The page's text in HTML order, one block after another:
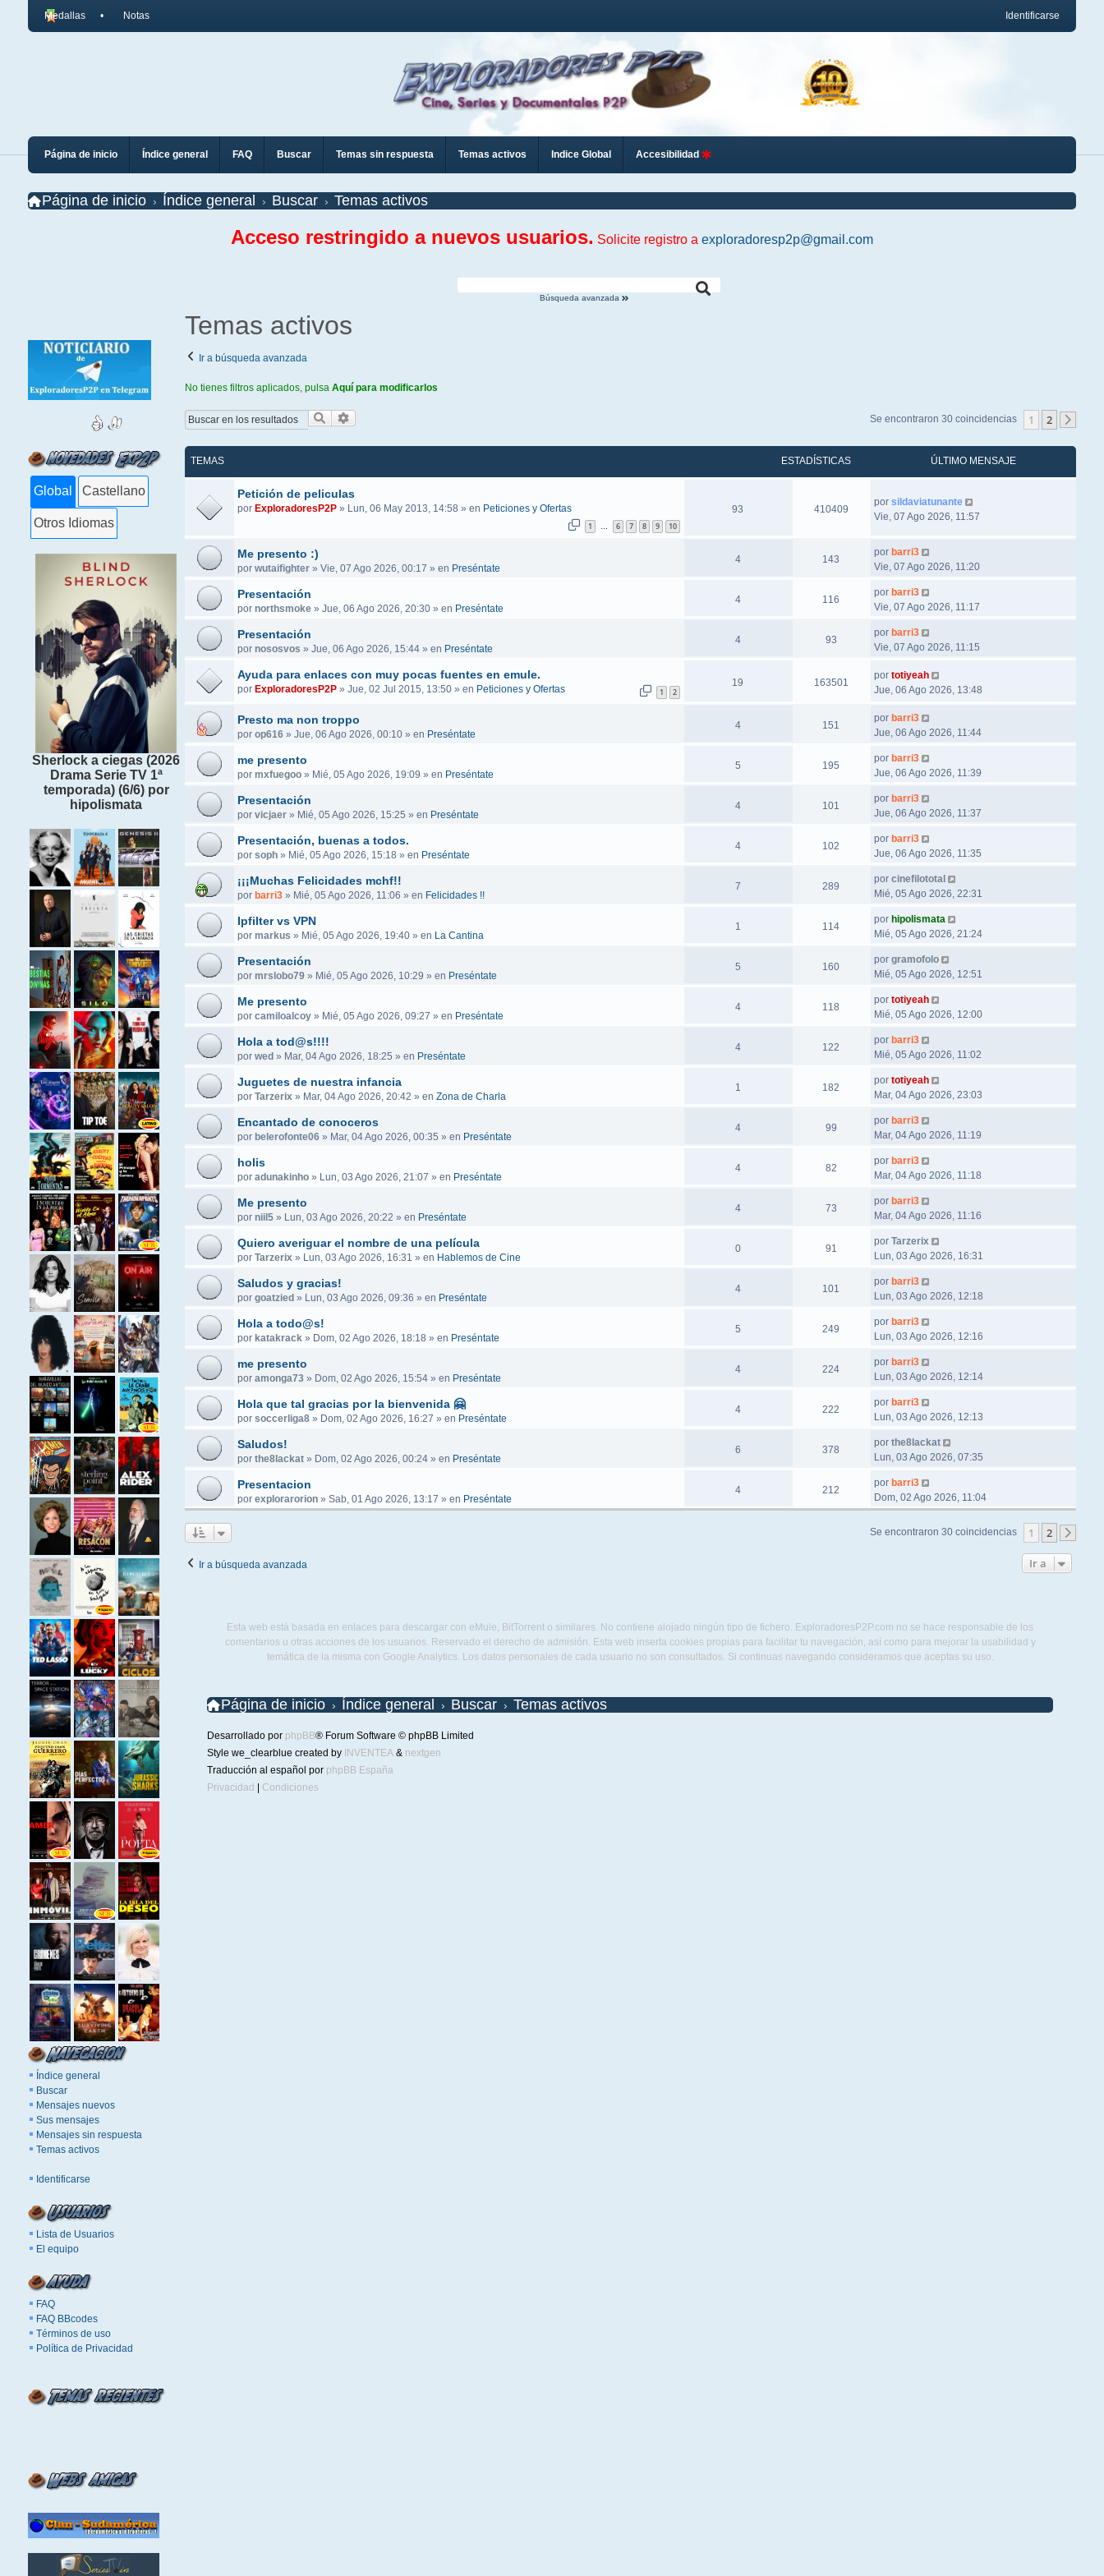
Identificarse
Medallas Notas
Página de inicio Índice general FAQ Buscar Temas sin respuesta Temas activos Indice Global Accesibilidad
Página de inicio Índice general Buscar Temas activos
Acceso restringido a nuevos usuarios. Solicite registro a exploradoresp2p@gmail.com
Búsqueda avanzada
Global Castellano
Otros Idiomas
Sherlock a ciegas (2026
Drama Serie TV 1ª
temporada) (6/6) por
hipolismata
Índice general
Buscar
Mensajes nuevos
Sus mensajes
Mensajes sin respuesta
Temas activos
Identificarse
Lista de Usuarios
El equipo
FAQ
FAQ BBcodes
Términos de uso
Política de Privacidad
Temas activos
Ir a búsqueda avanzada
No tienes filtros aplicados, pulsa Aquí para modificarlos
Buscar Se encontraron 30 coincidencias 1 2
TEMAS ESTADÍSTICAS ÚLTIMO MENSAJE
Petición de peliculas
por ExploradoresP2P» Lun, 06 May 2013, 14:58 » en Peticiones y Ofertas
1 6 7 8 9 10
93 410409
por sildaviatunante
Vie, 07 Ago 2026, 11:57
Me presento :)
por wutaifighter» Vie, 07 Ago 2026, 00:17 » en Preséntate
4 143
por barri3
Vie, 07 Ago 2026, 11:20
Presentación
por northsmoke» Jue, 06 Ago 2026, 20:30» en Preséntate
4 116
por barri3
Vie, 07 Ago 2026, 11:17
Presentación
por nososvos » Jue, 06 Ago 2026, 15:44» en Preséntate
4 93
por barri3
Vie, 07 Ago 2026, 11:15
Ayuda para enlaces con muy pocas fuentes en emule.
por ExploradoresP2P» Jue, 02 Jul 2015, 13:50» en Peticiones y Ofertas 1 2
19 163501
por totiyeah
Jue, 06 Ago 2026, 13:48
Presto ma non troppo
por op616 » Jue, 06 Ago 2026, 00:10» en Preséntate
4 151
por barri3
Jue, 06 Ago 2026, 11:44
me presento
por mxfuegoo» Mié, 05 Ago 2026, 19:09 » en Preséntate
5 195
por barri3
Jue, 06 Ago 2026, 11:39
Presentación
por vicjaer» Mié, 05 Ago 2026, 15:25 » en Preséntate
4 101
por barri3
Jue, 06 Ago 2026, 11:37
Presentación, buenas a todos.
por soph» Mié, 05 Ago 2026, 15:18 » en Preséntate
4 102
por barri3
Jue, 06 Ago 2026, 11:35
¡¡¡Muchas Felicidades mchf!!
por barri3» Mié, 05 Ago 2026, 11:06 » en Felicidades !!
7 289
por cinefilototal
Mié, 05 Ago 2026, 22:31
Ipfilter vs VPN
por markus » Mié, 05 Ago 2026, 19:40» en La Cantina
1 114
por hipolismata
Mié, 05 Ago 2026, 21:24
Presentación
por mrslobo79» Mié, 05 Ago 2026, 10:29 » en Preséntate
5 160
por gramofolo
Mié, 05 Ago 2026, 12:51
Me presento
por camiloalcoy» Mié, 05 Ago 2026, 09:27 » en Preséntate
4 118
por totiyeah
Mié, 05 Ago 2026, 12:00
Hola a tod@s!!!!
por wed » Mar, 04 Ago 2026, 18:25 » en Preséntate
4 122
por barri3
Mié, 05 Ago 2026, 11:02
Juguetes de nuestra infancia
por Tarzerix» Mar, 04 Ago 2026, 20:42 » en Zona de Charla
1 182
por totiyeah
Mar, 04 Ago 2026, 23:03
Encantado de conoceros
por belerofonte06 » Mar, 04 Ago 2026, 00:35 » en Preséntate
4 99
por barri3
Mar, 04 Ago 2026, 11:19
holis
por adunakinho» Lun, 03 Ago 2026, 21:07 » en Preséntate
4 82
por barri3
Mar, 04 Ago 2026, 11:18
Me presento
por niil5» Lun, 03 Ago 2026, 20:22 » en Preséntate
4 73
por barri3
Mar, 04 Ago 2026, 11:16
Quiero averiguar el nombre de una película
por Tarzerix» Lun, 03 Ago 2026, 16:31 » en Hablemos de Cine
0 91
por Tarzerix
Lun, 03 Ago 2026, 16:31
Saludos y gracias!
por goatzied » Lun, 03 Ago 2026, 09:36 » en Preséntate
4 101
por barri3
Lun, 03 Ago 2026, 12:18
Hola a todo@s!
por katakrack» Dom, 02 Ago 2026, 18:18 » en Preséntate
5 249
por barri3
Lun, 03 Ago 2026, 12:16
me presento
por amonga73» Dom, 02 Ago 2026, 15:54» en Preséntate
4 224
por barri3
Lun, 03 Ago 2026, 12:14
Hola que tal gracias por la bienvenida 🤗
por soccerliga8» Dom, 02 Ago 2026, 16:27 » en Preséntate
4 222
por barri3
Lun, 03 Ago 2026, 12:13
Saludos!
por the8lackat» Dom, 02 Ago 2026, 00:24» en Preséntate
6 378
por the8lackat
Lun, 03 Ago 2026, 07:35
Presentacion
por explorarorion» Sab, 01 Ago 2026, 13:17 » en Preséntate
4 212
por barri3
Dom, 02 Ago 2026, 11:04
Se encontraron 30 coincidencias 1 2
Ir a búsqueda avanzada Ir a
Esta web está basada en enlaces para descargar con eMule, BitTorrent o similares. No contiene alojado ningún tipo de fichero. ExploradoresP2P.com no se hace responsable de los
comentarios u otras acciones de los usuarios. Reservado el derecho de admisión. Esta web inserta cookies propias para facilitar tu navegación, así como para mejorar la usabilidad y
temática de la misma con Google Analytics. Los datos personales de cada usuario no son consultados. Si continuas navegando consideramos que aceptas su uso.
Página de inicio Índice general Buscar Temas activos
Desarrollado por phpBB® Forum Software © phpBB Limited
Style we_clearblue created by INVENTEA& nextgen
Traducción al español por phpBB España
Privacidad
Condiciones